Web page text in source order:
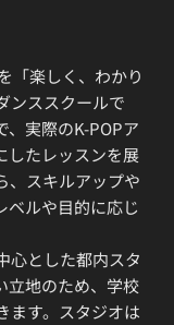
「楽しく、わかり
ンススクールで
、実際のK-POPア
したレッスンを展
、スキルアップや
ベルや目的に応じ
心とした都内スタ
立地のため、学校
ます。スタジオは